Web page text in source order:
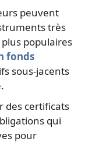
peuvent
très
populaires
fonds
sous-jacents
des certificats
qui
pour